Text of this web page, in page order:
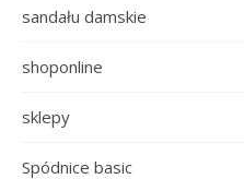
sandału damskie
shoponline
sklepy
Spódnice basic